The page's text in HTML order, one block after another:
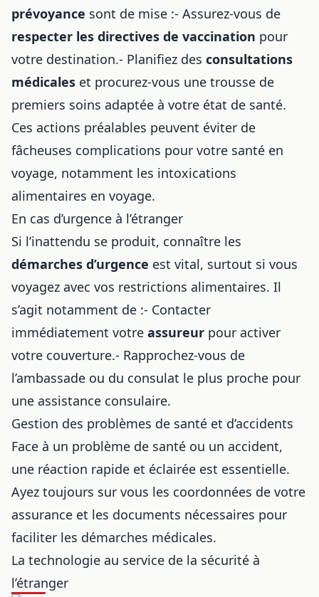
prévoyance sont de mise :- Assurez-vous de
respecter les directives de vaccination pour
votre destination.- Planifiez des consultations
médicales et procurez-vous une trousse de
premiers soins adaptée à votre état de santé.
Ces actions préalables peuvent éviter de
fâcheuses complications pour votre santé en
voyage, notamment les intoxications
alimentaires en voyage.
En cas d’urgence à l’étranger
Si l’inattendu se produit, connaître les
démarches d’urgence est vital, surtout si vous
voyagez avec vos restrictions alimentaires. Il
s’agit notamment de :- Contacter
immédiatement votre assureur pour activer
votre couverture.- Rapprochez-vous de
l’ambassade ou du consulat le plus proche pour
une assistance consulaire.
Gestion des problèmes de santé et d’accidents
Face à un problème de santé ou un accident,
une réaction rapide et éclairée est essentielle.
Ayez toujours sur vous les coordonnées de votre
assurance et les documents nécessaires pour
faciliter les démarches médicales.
La technologie au service de la sécurité à
l’étranger